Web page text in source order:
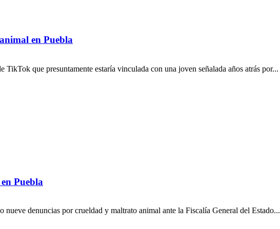
en Puebla
TikTok que presuntamente estaría vinculada con una joven señalada años atrás por...
Puebla
denuncias por crueldad y maltrato animal ante la Fiscalía General del Estado...